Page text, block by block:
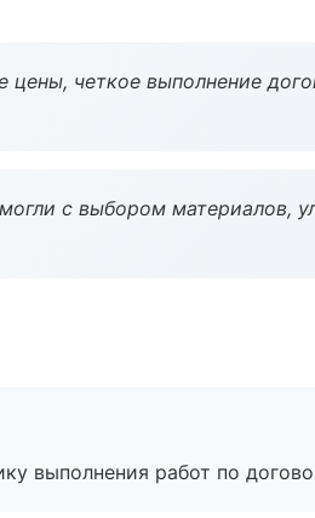
четкое выполнение
с выбором материалов,
выполнения работ по